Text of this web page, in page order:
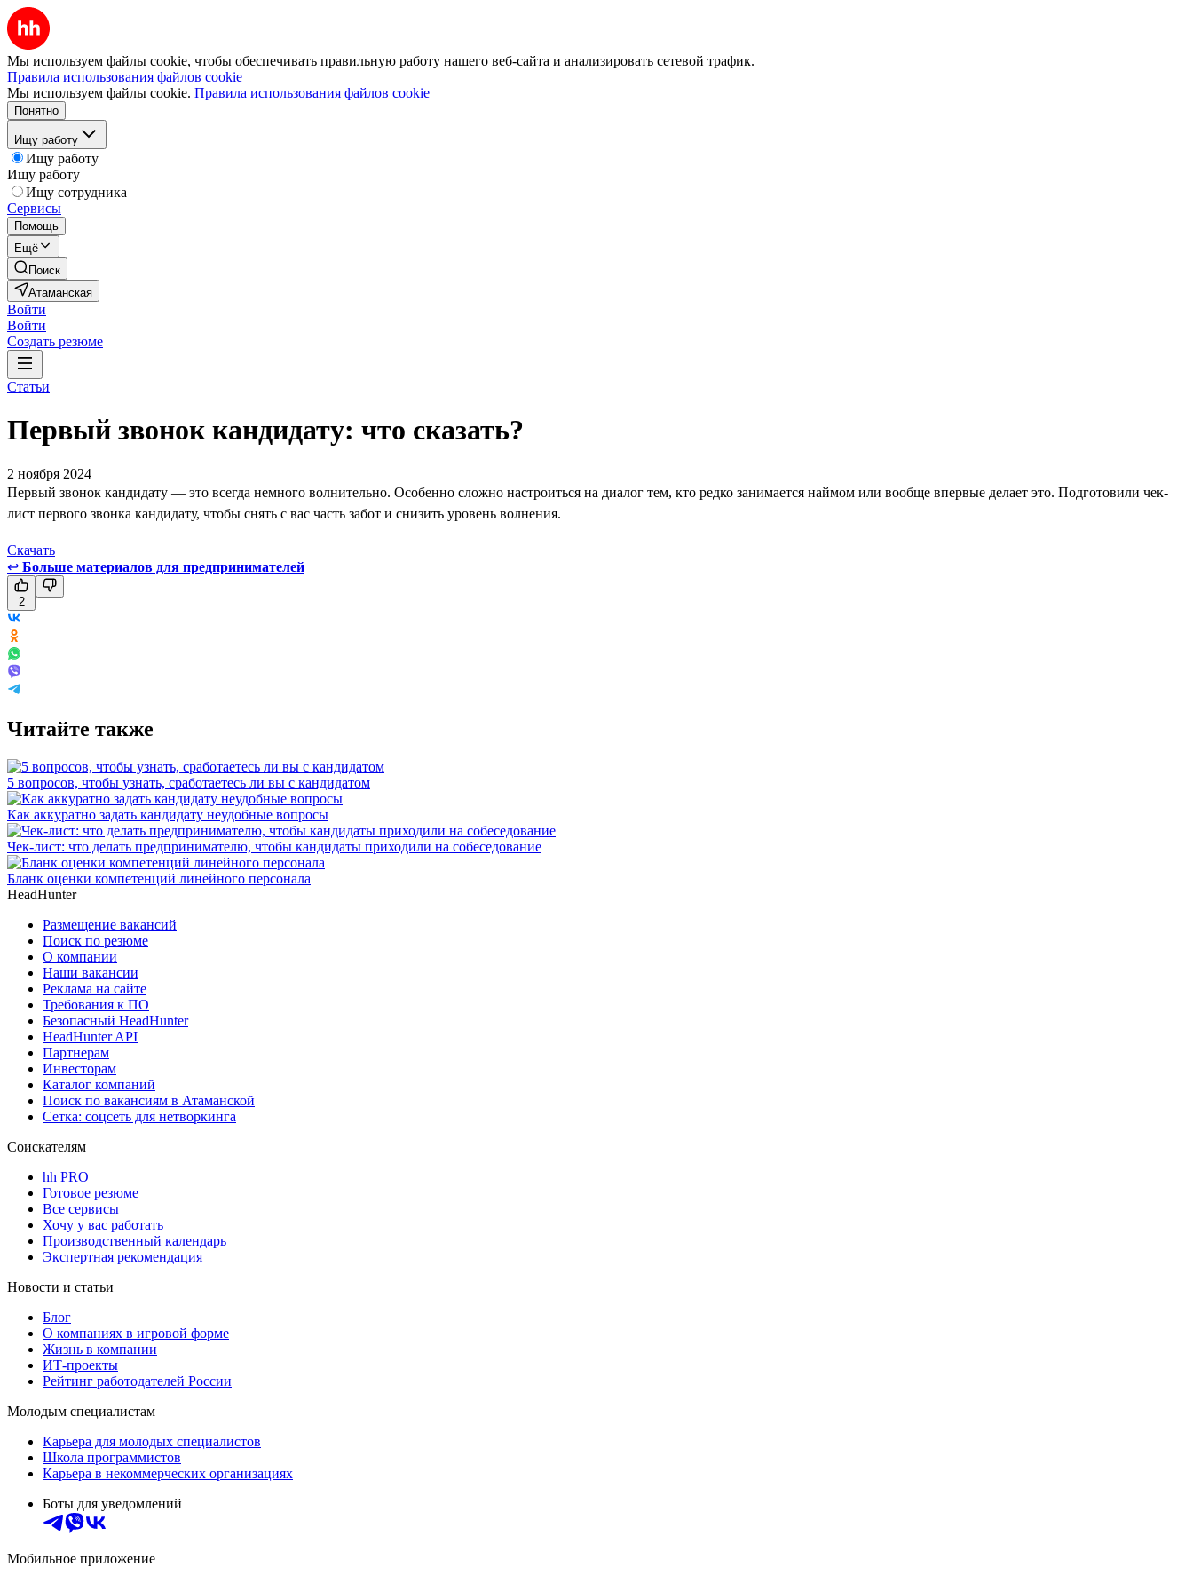
Мы используем файлы cookie, чтобы обеспечивать правильную работу нашего веб-сайта и анализировать сетевой трафик.
Правила использования файлов cookie
Мы используем файлы cookie. Правила использования файлов cookie
Понятно
Ищу работу
Ищу работу
Ищу работу
Ищу сотрудника
Сервисы
Помощь
Ещё
Поиск
Атаманская
Войти
Войти
Создать резюме
Статьи
Первый звонок кандидату: что сказать?
2 ноября 2024
Первый звонок кандидату — это всегда немного волнительно. Особенно сложно настроиться на диалог тем, кто редко занимается наймом или вообще впервые делает это. Подготовили чек-
лист первого звонка кандидату, чтобы снять с вас часть забот и снизить уровень волнения.
Скачать
↩ Больше материалов для предпринимателей
2
Читайте также
5 вопросов, чтобы узнать, сработаетесь ли вы с кандидатом
Как аккуратно задать кандидату неудобные вопросы
Чек-лист: что делать предпринимателю, чтобы кандидаты приходили на собеседование
Бланк оценки компетенций линейного персонала
HeadHunter
Размещение вакансий
Поиск по резюме
О компании
Наши вакансии
Реклама на сайте
Требования к ПО
Безопасный HeadHunter
HeadHunter API
Партнерам
Инвесторам
Каталог компаний
Поиск по вакансиям в Атаманской
Сетка: соцсеть для нетворкинга
Соискателям
hh PRO
Готовое резюме
Все сервисы
Хочу у вас работать
Производственный календарь
Экспертная рекомендация
Новости и статьи
Блог
О компаниях в игровой форме
Жизнь в компании
ИТ-проекты
Рейтинг работодателей России
Молодым специалистам
Карьера для молодых специалистов
Школа программистов
Карьера в некоммерческих организациях
Боты для уведомлений
Мобильное приложение